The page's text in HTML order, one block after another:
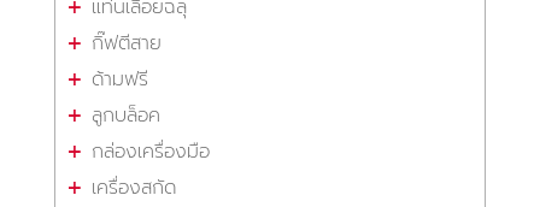
แท่นเลื่อยฉลุ
กิ๊ฟตีสาย
ด้ามฟรี
ลูกบล็อค
กล่องเครื่องมือ
เครื่องสกัด